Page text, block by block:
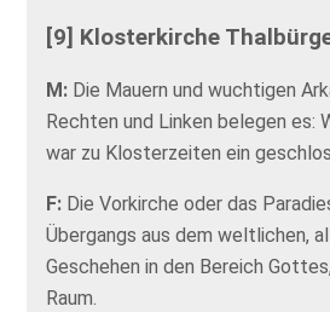
[9] Klosterkirche
M: Die Mauern und wuchtigen
Rechten und Linken belegen es:
war zu Klosterzeiten ein
F: Die Vorkirche oder das
Übergangs aus dem weltlichen,
Geschehen in den Bereich
Raum.